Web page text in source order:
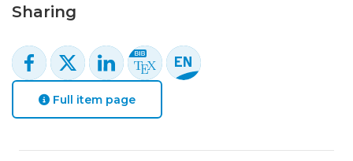
Sharing
Full item page